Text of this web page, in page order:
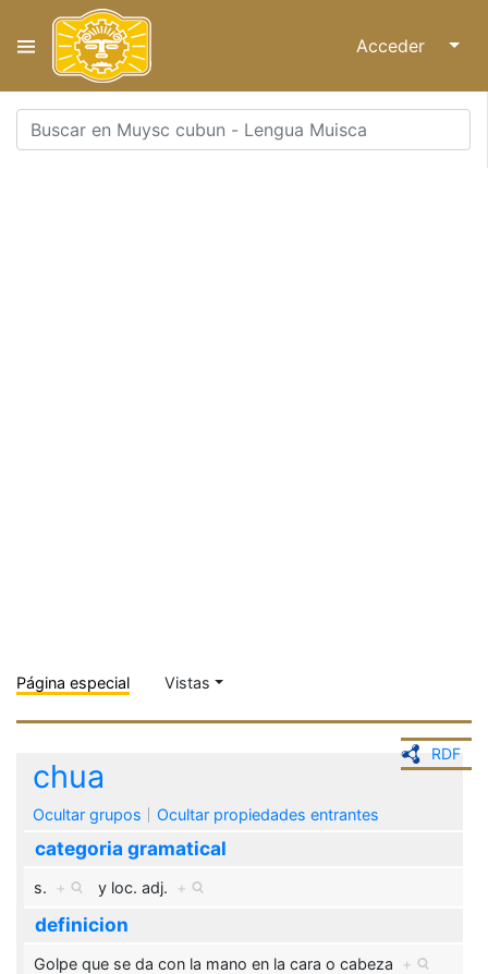
Acceder ↓
Página especial Vistas
RDF
chua
Ocultar grupos Ocultar propiedades entrantes
categoria gramatical
s. + y loc. adj. +
definicion
Golpe que se da con la mano en la cara o cabeza +